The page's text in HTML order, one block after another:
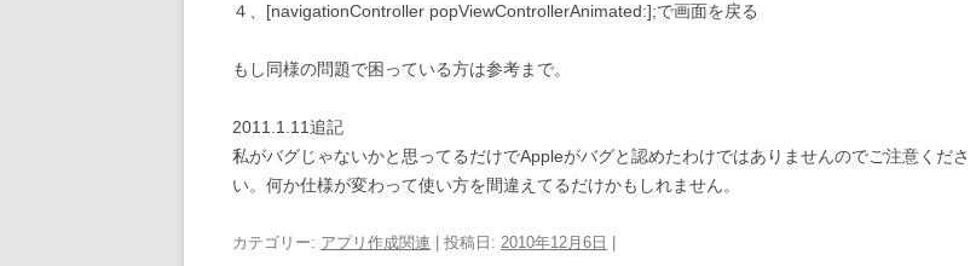
４、[navigationController popViewControllerAnimated:];で画面を戻る
もし同様の問題で困っている方は参考まで。
2011.1.11追記
私がバグじゃないかと思ってるだけでAppleがバグと認めたわけではありませんのでご注意くださ
い。何か仕様が変わって使い方を間違えてるだけかもしれません。
カテゴリー: アプリ作成関連 | 投稿日: 2010年12月6日